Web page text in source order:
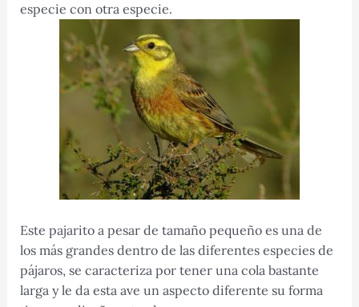
especie con otra especie.
Este pajarito a pesar de tamaño pequeño es una de
los más grandes dentro de las diferentes especies de
pájaros, se caracteriza por tener una cola bastante
larga y le da esta ave un aspecto diferente su forma